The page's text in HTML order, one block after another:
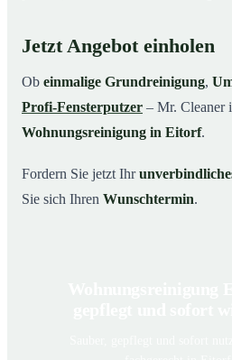
Jetzt Angebot einholen
Ob einmalige Grundreinigung,
Profi-Fensterputzer – Mr. Cleaner
Wohnungsreinigung in Eitorf.
Fordern Sie jetzt Ihr
Sie sich Ihren Wunschtermin.